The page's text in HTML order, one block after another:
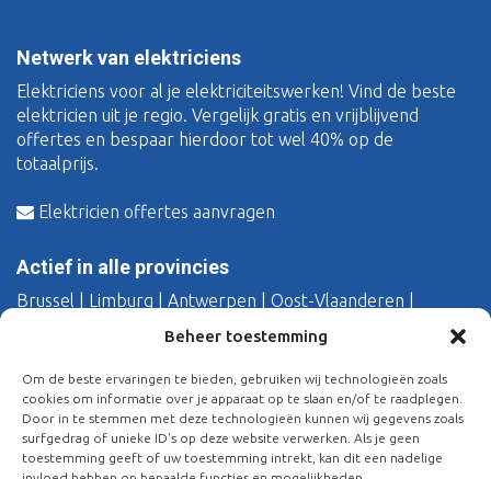
Beheer toestemming
Om de beste ervaringen te bieden, gebruiken wij technologieën zoals
cookies om informatie over je apparaat op te slaan en/of te raadplegen.
Door in te stemmen met deze technologieën kunnen wij gegevens zoals
surfgedrag of unieke ID's op deze website verwerken. Als je geen
toestemming geeft of uw toestemming intrekt, kan dit een nadelige
Netwerk van elektriciens
Elektriciens voor al je elektriciteitswerken! Vind de beste
elektricien uit je regio. Vergelijk gratis en vrijblijvend
offertes en bespaar hierdoor tot wel 40% op de
totaalprijs.
Elektricien offertes aanvragen
Actief in alle provincies
Brussel Limburg Antwerpen Oost-Vlaanderen
Over Mvuelektro
Wie zijn wij?
Bij jou in de provincie